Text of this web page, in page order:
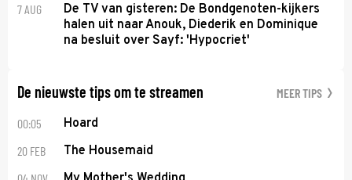
7 AUG
De TV van gisteren: De Bondgenoten-kijkers
halen uit naar Anouk, Diederik en Dominique
na besluit over Sayf: 'Hypocriet'
De nieuwste tips om te streamen MEER TIPS
00:05 Hoard
20 FEB The Housemaid